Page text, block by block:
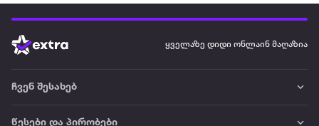
ყველაზე დიდი ონლაინ მაღაზია
ჩვენ შესახებ
წესები და პირობები